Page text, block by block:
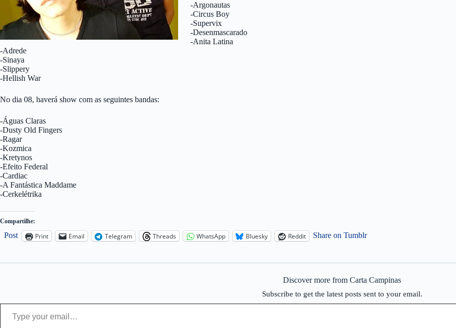
-Argonautas
-Circus Boy
-Supervix
-Desenmascarado
-Anita Latina
-Adrede
-Sinaya
-Slippery
-Hellish War
No dia 08, haverá show com as seguintes bandas:
-Águas Claras
-Dusty Old Fingers
-Ragar
-Kozmica
-Kretynos
-Efeito Federal
-Cardiac
-A Fantástica Maddame
-Cerkelétrika
Compartilhe:
Post Print Email Telegram Threads WhatsApp Bluesky Reddit Share on Tumblr
Discover more from Carta Campinas
Subscribe to get the latest posts sent to your email.
Type your email…